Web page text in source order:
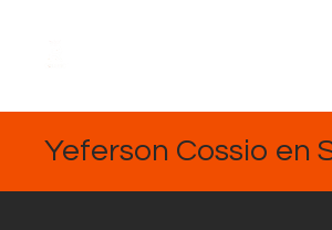
Yeferson Cossio en